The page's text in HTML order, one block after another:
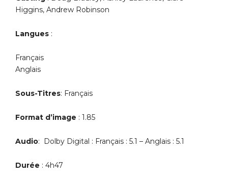
Higgins, Andrew Robinson
Langues :
Français
Anglais
Sous-Titres: Français
Format d’image : 1.85
Audio: Dolby Digital : Français : 5.1 – Anglais : 5.1
Durée : 4h47